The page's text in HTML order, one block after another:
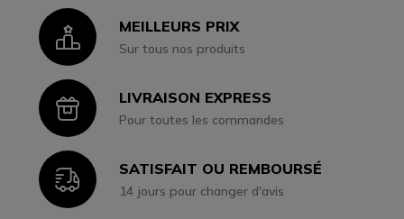
IconMEILLEURS PRIX
Sur tous nos produits
IconLIVRAISON EXPRESS
Pour toutes les commandes
IconSATISFAIT OU REMBOURSÉ
14 jours pour changer d'avis